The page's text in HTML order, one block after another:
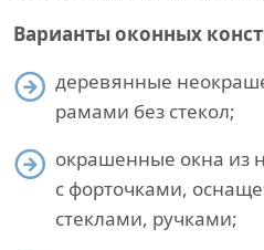
Варианты оконных
деревянные
рамами без стекол;
окрашенные окна из
с форточками,
стеклами, ручками;